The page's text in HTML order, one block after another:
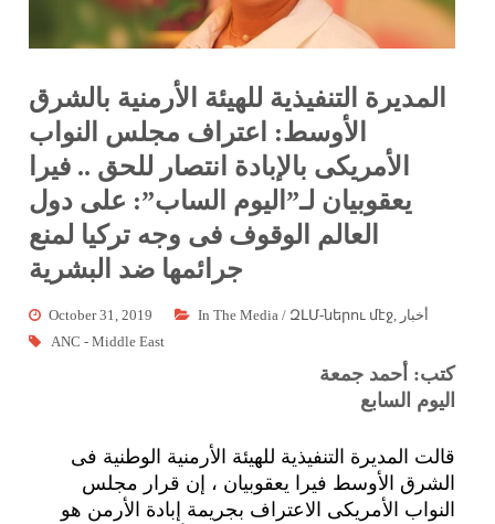
المديرة التنفيذية للهيئة الأرمنية بالشرق
الأوسط: اعتراف مجلس النواب
الأمريكى بالإبادة انتصار للحق .. فيرا
يعقوبيان لـ”اليوم الساب”: على دول
العالم الوقوف فى وجه تركيا لمنع
جرائمها ضد البشرية
October 31, 2019 In The Media / ԶԼՄ-ներու մէջ, أخبار
ANC - Middle East
كتب: أحمد جمعة
اليوم السابع
قالت المديرة التنفيذية للهيئة الأرمنية الوطنية فى
الشرق الأوسط فيرا يعقوبيان ، إن قرار مجلس
النواب الأمريكى الاعتراف بجريمة إبادة الأرمن هو